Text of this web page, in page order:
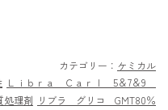
カテゴリー： ケミカル
Ｌｉｂｒａ Ｃａｒｌ 5＆7＆9
処理剤 リブラ グリコ GMT80％